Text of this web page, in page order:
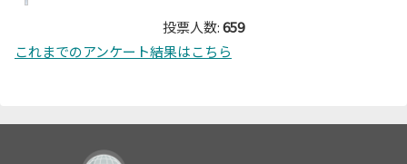
投票人数:659
これまでのアンケート結果はこちら